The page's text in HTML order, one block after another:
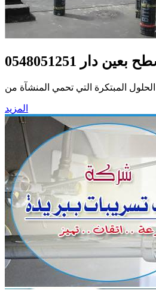
دار 0548051251
المبتكرة التي تحمي المنشآة من
المزيد